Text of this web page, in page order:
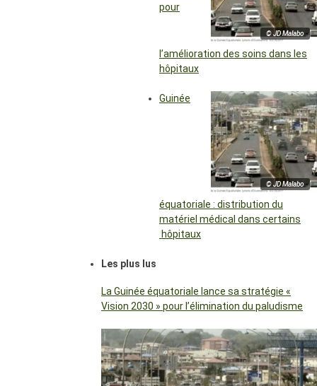
© JD Malabo
pour
l’amélioration des soins dans les
hôpitaux
© JD Malabo
Guinée
équatoriale : distribution du
matériel médical dans certains
hôpitaux
Les plus lus
La Guinée équatoriale lance sa stratégie «
Vision 2030 » pour l’élimination du paludisme